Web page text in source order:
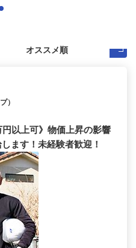
）
円以上可》物価上昇の影響
ます！未経験者歓迎！